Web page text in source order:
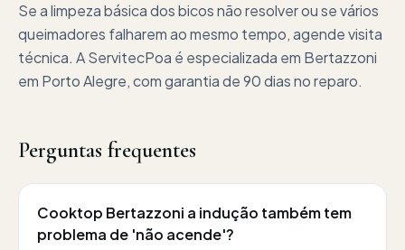
Se a limpeza básica dos bicos não resolver ou se vários
queimadores falharem ao mesmo tempo, agende visita
técnica. A ServitecPoa é especializada em Bertazzoni
em Porto Alegre, com garantia de 90 dias no reparo.
Perguntas frequentes
Cooktop Bertazzoni a indução também tem
problema de 'não acende'?